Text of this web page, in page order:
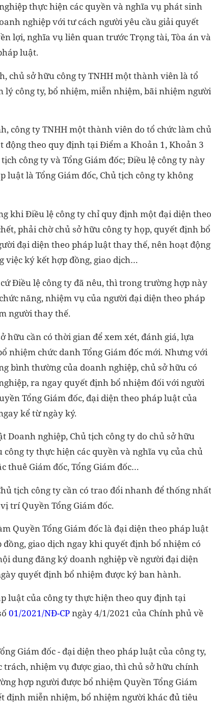
thực hiện các quyền và nghĩa vụ phát sinh
nghiệp với tư cách người yêu cầu giải quyết
lợi, nghĩa vụ liên quan trước Trọng tài, Tòa án và
luật.
chủ sở hữu công ty TNHH một thành viên là tổ
lý công ty, bổ nhiệm, miễn nhiệm, bãi nhiệm người
công ty TNHH một thành viên do tổ chức làm chủ
theo quy định tại Điểm a Khoản 1, Khoản 3
công ty và Tổng Giám đốc; Điều lệ công ty này
là Tổng Giám đốc, Chủ tịch công ty không
khi Điều lệ công ty chỉ quy định một đại diện theo
phải chờ chủ sở hữu công ty họp, quyết định bổ
đại diện theo pháp luật thay thế, nên hoạt động
việc ký kết hợp đồng, giao dịch…
Điều lệ công ty đã nêu, thì trong trường hợp này
năng, nhiệm vụ của người đại diện theo pháp
người thay thế.
cần có thời gian để xem xét, đánh giá, lựa
nhiệm chức danh Tổng Giám đốc mới. Nhưng với
bình thường của doanh nghiệp, chủ sở hữu có
ra ngay quyết định bổ nhiệm đối với người
Tổng Giám đốc, đại diện theo pháp luật của
kể từ ngày ký.
Doanh nghiệp, Chủ tịch công ty do chủ sở hữu
ty thực hiện các quyền và nghĩa vụ của chủ
thuê Giám đốc, Tổng Giám đốc…
tịch công ty cần có trao đổi nhanh để thống nhất
trí Quyền Tổng Giám đốc.
Quyền Tổng Giám đốc là đại diện theo pháp luật
giao dịch ngay khi quyết định bổ nhiệm có
dung đăng ký doanh nghiệp về người đại diện
quyết định bổ nhiệm được ký ban hành.
luật của công ty thực hiện theo quy định tại
01/2021/NĐ-CPngày 4/1/2021 của Chính phủ về
Giám đốc - đại diện theo pháp luật của công ty,
nhiệm vụ được giao, thì chủ sở hữu chính
hợp người được bổ nhiệm Quyền Tổng Giám
định miễn nhiệm, bổ nhiệm người khác đủ tiêu